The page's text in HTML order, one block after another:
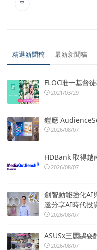
精選新聞稿 最新新聞稿
FLOC唯一基督
2021/03/29
鎧應
2026/08/07
HDBank 取得越
2026/08/07
創智動能強化AI
邀分享AI時代投
2026/08/07
ASUSx三麗鷗耍
2026/08/07